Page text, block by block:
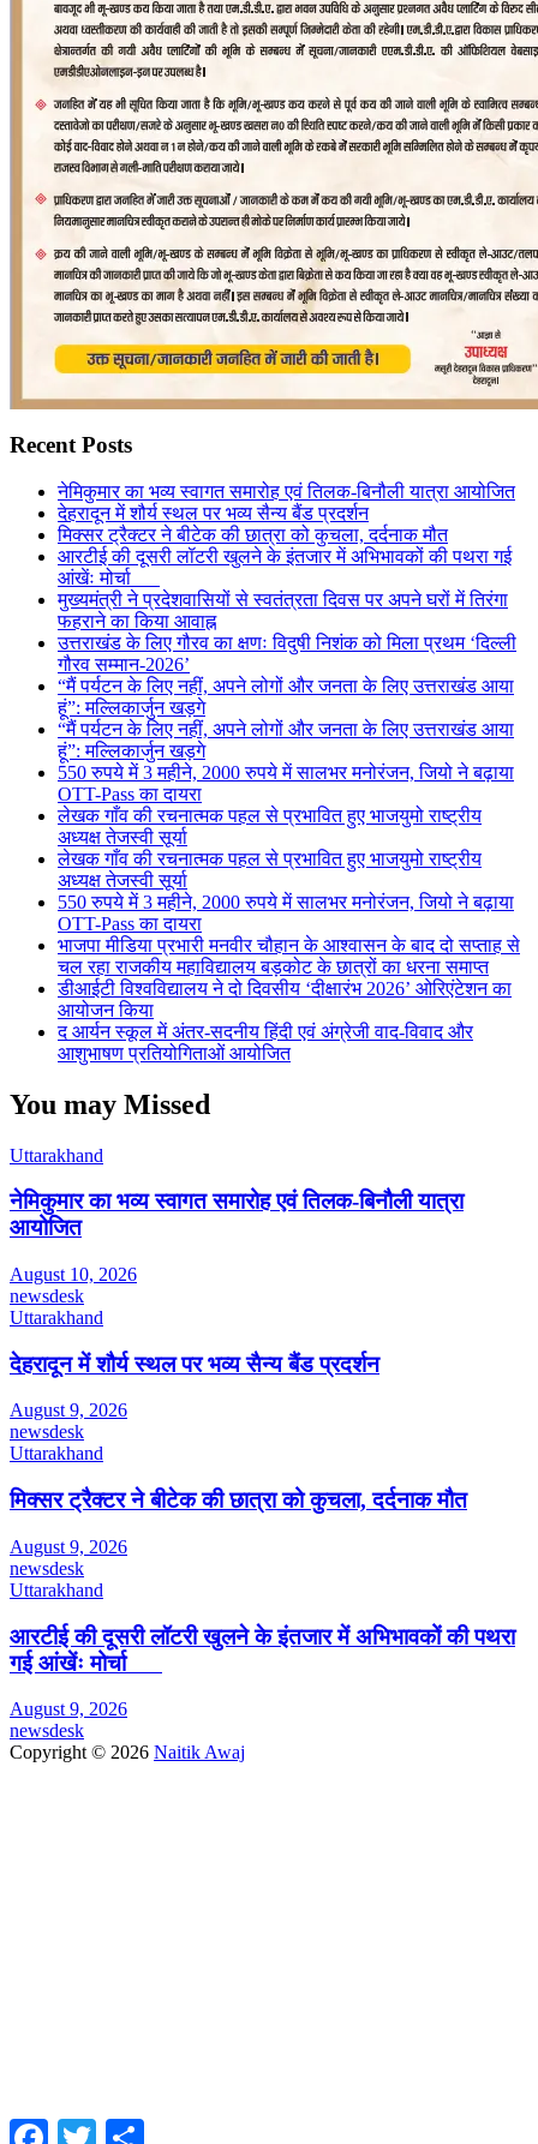
Recent Posts
नेमिकुमार का भव्य स्वागत समारोह एवं तिलक-बिनौली यात्रा आयोजित
देहरादून में शौर्य स्थल पर भव्य सैन्य बैंड प्रदर्शन
मिक्सर ट्रैक्टर ने बीटेक की छात्रा को कुचला, दर्दनाक मौत
आरटीई की दूसरी लॉटरी खुलने के इंतजार में अभिभावकों की पथरा गई
आंखेंः मोर्चा
मुख्यमंत्री ने प्रदेशवासियों से स्वतंत्रता दिवस पर अपने घरों में तिरंगा
फहराने का किया आवाह्न
उत्तराखंड के लिए गौरव का क्षणः विदुषी निशंक को मिला प्रथम ‘दिल्ली
गौरव सम्मान-2026’
“मैं पर्यटन के लिए नहीं, अपने लोगों और जनता के लिए उत्तराखंड आया
हूं”: मल्लिकार्जुन खड़गे
“मैं पर्यटन के लिए नहीं, अपने लोगों और जनता के लिए उत्तराखंड आया
हूं”: मल्लिकार्जुन खड़गे
550 रुपये में 3 महीने, 2000 रुपये में सालभर मनोरंजन, जियो ने बढ़ाया
OTT-Pass का दायरा
लेखक गाँव की रचनात्मक पहल से प्रभावित हुए भाजयुमो राष्ट्रीय
अध्यक्ष तेजस्वी सूर्या
लेखक गाँव की रचनात्मक पहल से प्रभावित हुए भाजयुमो राष्ट्रीय
अध्यक्ष तेजस्वी सूर्या
550 रुपये में 3 महीने, 2000 रुपये में सालभर मनोरंजन, जियो ने बढ़ाया
OTT-Pass का दायरा
भाजपा मीडिया प्रभारी मनवीर चौहान के आश्वासन के बाद दो सप्ताह से
चल रहा राजकीय महाविद्यालय बड़कोट के छात्रों का धरना समाप्त
डीआईटी विश्वविद्यालय ने दो दिवसीय ‘दीक्षारंभ 2026’ ओरिएंटेशन का
आयोजन किया
द आर्यन स्कूल में अंतर-सदनीय हिंदी एवं अंग्रेजी वाद-विवाद और
आशुभाषण प्रतियोगिताओं आयोजित
You may Missed
Uttarakhand
नेमिकुमार का भव्य स्वागत समारोह एवं तिलक-बिनौली यात्रा
आयोजित
August 10, 2026
newsdesk
Uttarakhand
देहरादून में शौर्य स्थल पर भव्य सैन्य बैंड प्रदर्शन
August 9, 2026
newsdesk
Uttarakhand
मिक्सर ट्रैक्टर ने बीटेक की छात्रा को कुचला, दर्दनाक मौत
August 9, 2026
newsdesk
Uttarakhand
आरटीई की दूसरी लॉटरी खुलने के इंतजार में अभिभावकों की पथरा
गई आंखेंः मोर्चा
August 9, 2026
newsdesk
Copyright © 2026 Naitik Awaj
FacebookTwitter